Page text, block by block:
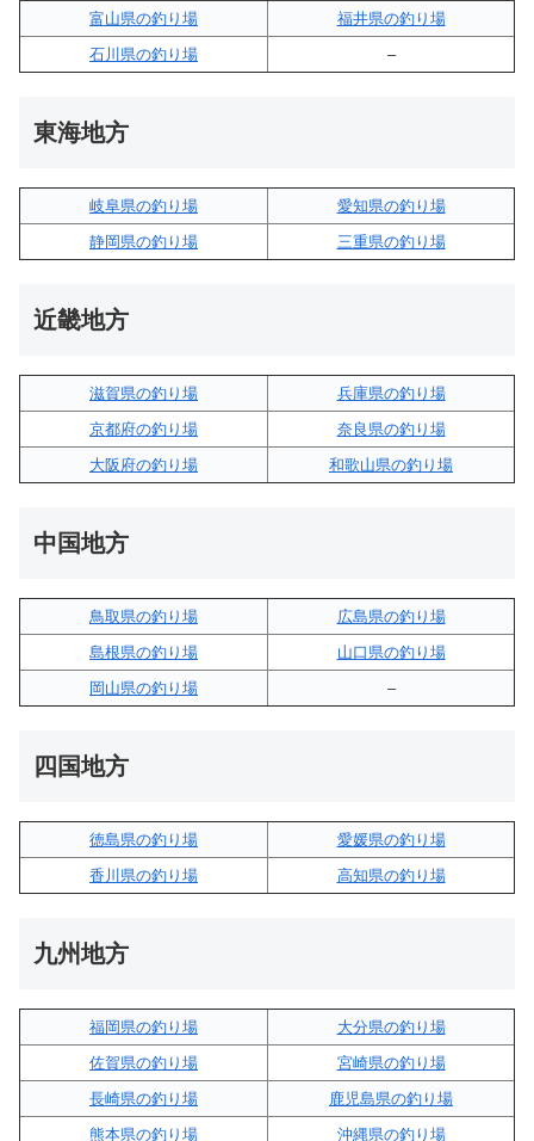
富山県の釣り場
福井県の釣り場
石川県の釣り場
–
東海地方
岐阜県の釣り場
愛知県の釣り場
静岡県の釣り場
三重県の釣り場
近畿地方
滋賀県の釣り場
兵庫県の釣り場
京都府の釣り場
奈良県の釣り場
大阪府の釣り場
和歌山県の釣り場
中国地方
鳥取県の釣り場
広島県の釣り場
島根県の釣り場
山口県の釣り場
岡山県の釣り場
–
四国地方
徳島県の釣り場
愛媛県の釣り場
香川県の釣り場
高知県の釣り場
九州地方
福岡県の釣り場
大分県の釣り場
佐賀県の釣り場
宮崎県の釣り場
長崎県の釣り場
鹿児島県の釣り場
熊本県の釣り場
沖縄県の釣り場